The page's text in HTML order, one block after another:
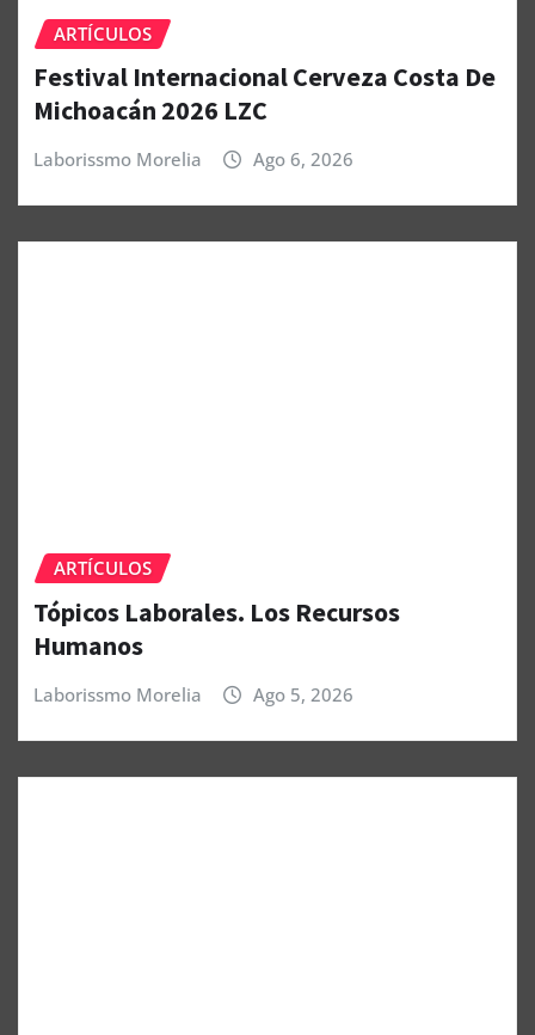
ARTÍCULOS
Festival Internacional Cerveza Costa De
Michoacán 2026 LZC
Laborissmo Morelia Ago 6, 2026
ARTÍCULOS
Tópicos Laborales. Los Recursos
Humanos
Laborissmo Morelia Ago 5, 2026